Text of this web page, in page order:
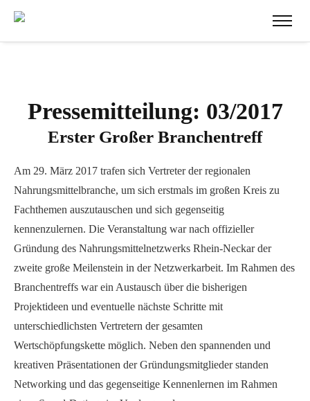
Pressemitteilung: 03/2017
Erster Großer Branchentreff
Am 29. März 2017 trafen sich Vertreter der regionalen
Nahrungsmittelbranche, um sich erstmals im großen Kreis zu
Fachthemen auszutauschen und sich gegenseitig
kennenzulernen. Die Veranstaltung war nach offizieller
Gründung des Nahrungsmittelnetzwerks Rhein-Neckar der
zweite große Meilenstein in der Netzwerkarbeit. Im Rahmen des
Branchentreffs war ein Austausch über die bisherigen
Projektideen und eventuelle nächste Schritte mit
unterschiedlichsten Vertretern der gesamten
Wertschöpfungskette möglich. Neben den spannenden und
kreativen Präsentationen der Gründungsmitglieder standen
Networking und das gegenseitige Kennenlernen im Rahmen